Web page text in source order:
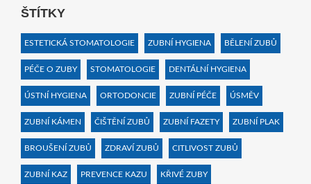
ŠTÍTKY
ESTETICKÁ STOMATOLOGIE ZUBNÍ HYGIENA BĚLENÍ ZUBŮ
PÉČE O ZUBY STOMATOLOGIE DENTÁLNÍ HYGIENA
ÚSTNÍ HYGIENA ORTODONCIE ZUBNÍ PÉČE ÚSMĚV
ZUBNÍ KÁMEN ČIŠTĚNÍ ZUBŮ ZUBNÍ FAZETY ZUBNÍ PLAK
BROUŠENÍ ZUBŮ ZDRAVÍ ZUBŮ CITLIVOST ZUBŮ
ZUBNÍ KAZ PREVENCE KAZU KŘIVÉ ZUBY